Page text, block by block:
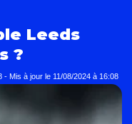
Leeds
?
- Mis à jour le 11/08/2024 à 16:08